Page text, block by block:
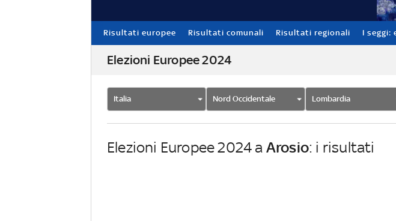
Risultati europee Risultati comunali Risultati regionali I seggi:
Elezioni Europee 2024
Italia Nord Occidentale Lombardia
Elezioni Europee 2024 a Arosio: i risultati